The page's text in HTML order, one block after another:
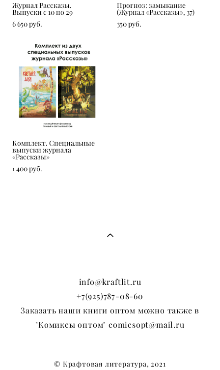
Журнал Рассказы.
Выпуски с 10 по 29
6 650 pуб.
Прогноз: замыкание
(Журнал «Рассказы», 37)
350 pуб.
Комплект. Специальные
выпуски журнала
«Рассказы»
1 400 pуб.
info@kraftlit.ru
+7(925)787-08-60
Заказать наши книги оптом можно также в
"Комиксы оптом" comicsopt@mail.ru
© Крафтовая литература, 2021